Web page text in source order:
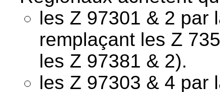
les Z 97301 & 2 par
remplaçant les Z
les Z 97381 & 2).
les Z 97303 & 4 par